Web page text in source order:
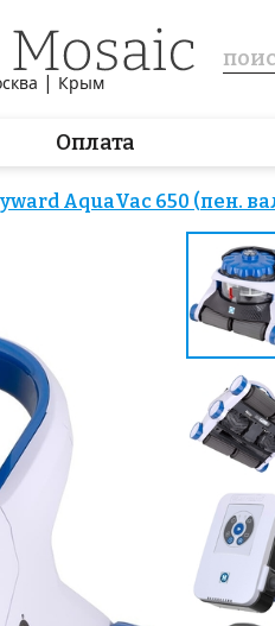
| Крым
Оплата
AquaVac 650 (пен.